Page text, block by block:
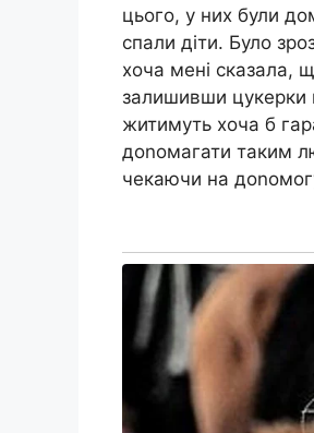
цього, у них були
спали діти. Було
хоча мені сказала,
залишивши цукерки
житимуть хоча б
доnомагати таким
чекаючи на